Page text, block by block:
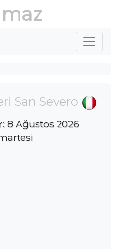
San Severo
8 Ağustos 2026